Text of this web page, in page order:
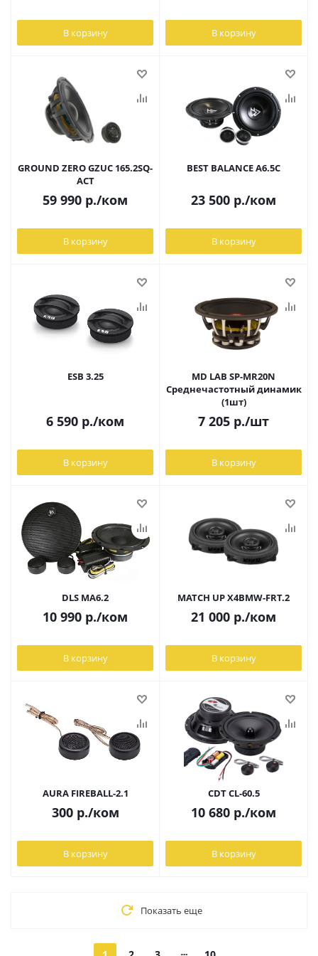
В корзину В корзину
GROUND ZERO GZUC 165.2SQ-
ACT
59 990 р./ком
В корзину
BEST BALANCE A6.5C
23 500 р./ком
В корзину
ESB 3.25
6 590 р./ком
В корзину
MD LAB SP-MR20N
Среднечастотный динамик
(1шт)
7 205 р./шт
В корзину
DLS MA6.2
10 990 р./ком
В корзину
MATCH UP X4BMW-FRT.2
21 000 р./ком
В корзину
AURA FIREBALL-2.1
300р./ком
В корзину
CDT CL-60.5
10 680 р./ком
В корзину
Показать еще